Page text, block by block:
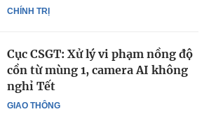
CHÍNH TRỊ
GIAO THÔNG
Cục CSGT: Xử lý vi phạm nồng độ
cồn từ mùng 1, camera AI không
nghỉ Tết